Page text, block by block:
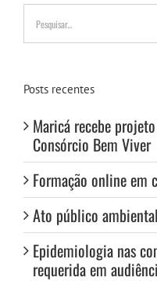
Buscar
resultados
para:
Posts recentes
Maricá recebe
Consórcio Bem Viver
Formação online
Ato público ambiental
Epidemiologia nas
requerida em